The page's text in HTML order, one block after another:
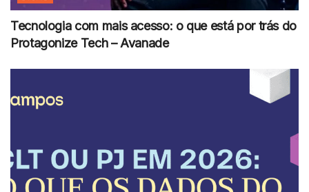
Tecnologia com mais acesso: o que está por trás do
Protagonize Tech – Avanade